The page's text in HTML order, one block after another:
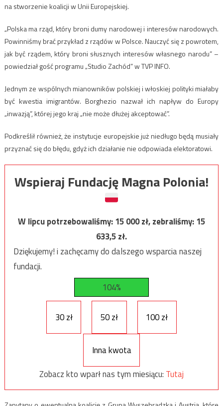
na stworzenie koalicji w Unii Europejskiej.
„Polska ma rząd, który broni dumy narodowej i interesów narodowych.
Powinniśmy brać przykład z rządów w Polsce. Nauczyć się z powrotem,
jak być rządem, który broni słusznych interesów własnego narodu” –
powiedział gość programu „Studio Zachód” w TVP INFO.
Jednym ze wspólnych mianowników polskiej i włoskiej polityki miałaby
być kwestia imigrantów. Borghezio nazwał ich napływ do Europy
„inwazją”, której jego kraj „nie może dłużej akceptować”.
Podkreślił również, że instytucje europejskie już niedługo będą musiały
przyznać się do błędu, gdyż ich działanie nie odpowiada elektoratowi.
Wspieraj Fundację Magna Polonia!
W lipcu potrzebowaliśmy:15 000zł, zebraliśmy:15
633,5zł.
Dziękujemy! i zachęcamy do dalszego wsparcia naszej
fundacji.
104%
30 zł 50 zł 100 zł
Inna kwota
Zobacz kto wparł nas tym miesiącu: Tutaj